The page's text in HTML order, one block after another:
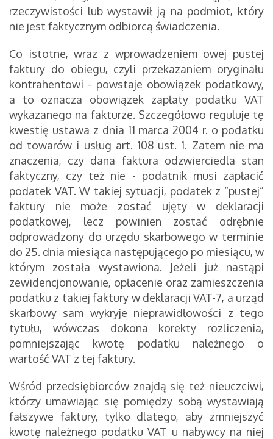
rzeczywistości lub wystawił ją na podmiot, który
nie jest faktycznym odbiorcą świadczenia.
Co istotne, wraz z wprowadzeniem owej pustej
faktury do obiegu, czyli przekazaniem oryginału
kontrahentowi - powstaje obowiązek podatkowy,
a to oznacza obowiązek zapłaty podatku VAT
wykazanego na fakturze. Szczegółowo reguluje tę
kwestię ustawa z dnia 11 marca 2004 r. o podatku
od towarów i usług art. 108 ust. 1. Zatem nie ma
znaczenia, czy dana faktura odzwierciedla stan
faktyczny, czy też nie - podatnik musi zapłacić
podatek VAT. W takiej sytuacji, podatek z “pustej”
faktury nie może zostać ujęty w deklaracji
podatkowej, lecz powinien zostać odrębnie
odprowadzony do urzędu skarbowego w terminie
do 25. dnia miesiąca następującego po miesiącu, w
którym została wystawiona. Jeżeli już nastąpi
zewidencjonowanie, opłacenie oraz zamieszczenia
podatku z takiej faktury w deklaracji VAT-7, a urząd
skarbowy sam wykryje nieprawidłowości z tego
tytułu, wówczas dokona korekty rozliczenia,
pomniejszając kwotę podatku należnego o
wartość VAT z tej faktury.
Wśród przedsiębiorców znajdą się też nieuczciwi,
którzy umawiając się pomiędzy sobą wystawiają
fałszywe faktury, tylko dlatego, aby zmniejszyć
kwotę należnego podatku VAT u nabywcy na niej